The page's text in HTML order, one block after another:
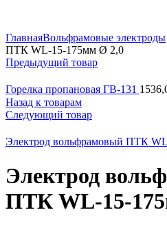
ГлавнаяВольфрамовые электроды
ПТК WL-15-175мм Ø 2,0
Предыдущий товар
Горелка пропановая ГВ-131
Назад к товарам
Следующий товар
Электрод вольфрамовый ПТК
Электрод
ПТК WL-15-